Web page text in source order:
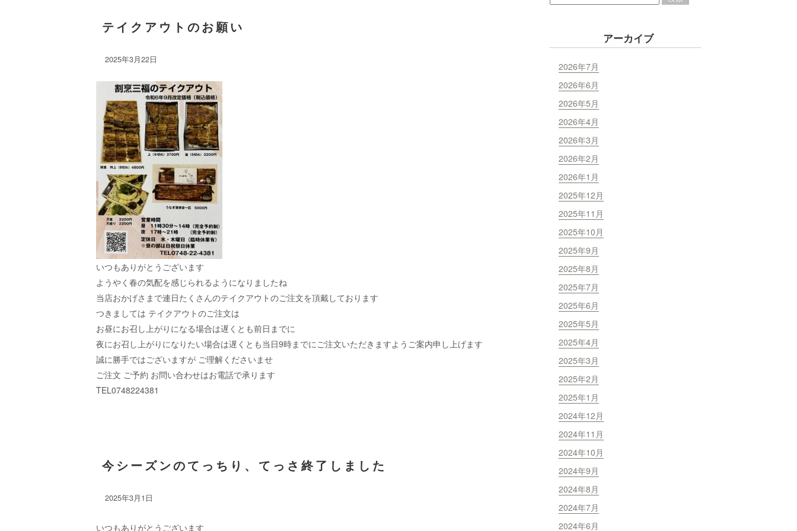
テイクアウトのお願い
2025年3月22日
いつもありがとうございます
ようやく春の気配を感じられるようになりましたね
当店おかげさまで連日たくさんのテイクアウトのご注文を頂戴しております
つきましては テイクアウトのご注文は
お昼にお召し上がりになる場合は遅くとも前日までに
夜にお召し上がりになりたい場合は遅くとも当日9時までにご注文いただきますようご案内申し上げます
誠に勝手ではございますが ご理解くださいませ
ご注文 ご予約 お問い合わせはお電話で承ります
TEL0748224381
今シーズンのてっちり、てっさ終了しました
2025年3月1日
いつもありがとうございます
アーカイブ
2026年7月
2026年6月
2026年5月
2026年4月
2026年3月
2026年2月
2026年1月
2025年12月
2025年11月
2025年10月
2025年9月
2025年8月
2025年7月
2025年6月
2025年5月
2025年4月
2025年3月
2025年2月
2025年1月
2024年12月
2024年11月
2024年10月
2024年9月
2024年8月
2024年7月
2024年6月